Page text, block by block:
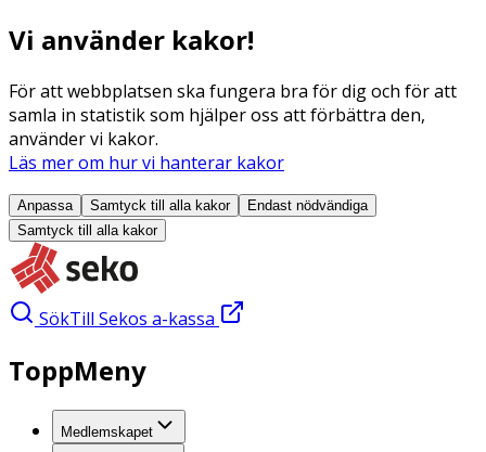
Vi använder kakor!
För att webbplatsen ska fungera bra för dig och för att
samla in statistik som hjälper oss att förbättra den,
använder vi kakor.
Läs mer om hur vi hanterar kakor
Anpassa Samtyck till alla kakor
Endast nödvändiga
Samtyck till alla kakor
SökTill Sekos a-kassa
ToppMeny
Medlemskapet